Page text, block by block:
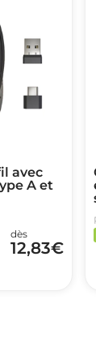
avec
A et
dès
12,83€